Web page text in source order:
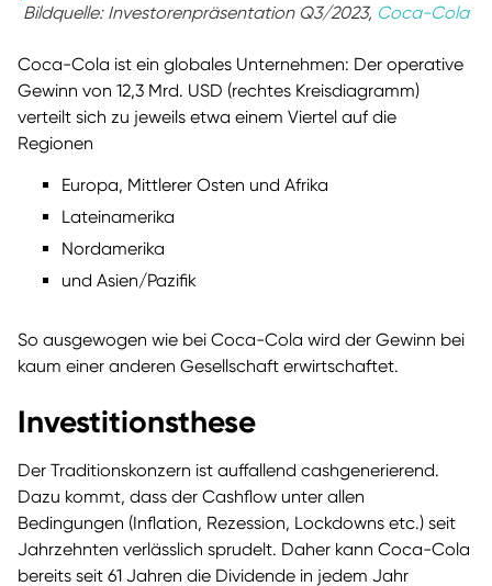
Bildquelle: Investorenpräsentation Q3/2023, Coca-Cola
Coca-Cola ist ein globales Unternehmen: Der operative
Gewinn von 12,3 Mrd. USD (rechtes Kreisdiagramm)
verteilt sich zu jeweils etwa einem Viertel auf die
Regionen
Europa, Mittlerer Osten und Afrika
Lateinamerika
Nordamerika
und Asien/Pazifik
So ausgewogen wie bei Coca-Cola wird der Gewinn bei
kaum einer anderen Gesellschaft erwirtschaftet.
Investitionsthese
Der Traditionskonzern ist auffallend cashgenerierend.
Dazu kommt, dass der Cashflow unter allen
Bedingungen (Inflation, Rezession, Lockdowns etc.) seit
Jahrzehnten verlässlich sprudelt. Daher kann Coca-Cola
bereits seit 61 Jahren die Dividende in jedem Jahr